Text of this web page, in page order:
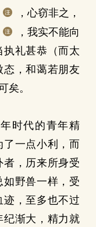
，心窃非之，
，我实不能向
礼甚恭（而太
，和蔼若朋友
矣。
时代的青年精
一点小利，而
者，历来所身受
野兽一样，受
，至多也不过
纪渐大，精力就